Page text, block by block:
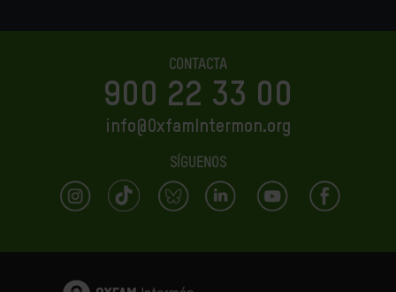
CONTACTA
900 22 33 00
info@OxfamIntermon.org
SÍGUENOS